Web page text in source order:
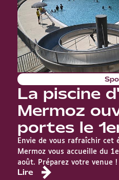
La piscine
Mermoz
portes le
Envie de vous rafraîchir cet
Mermoz vous accueille du
août. Préparez votre venue !
Lire